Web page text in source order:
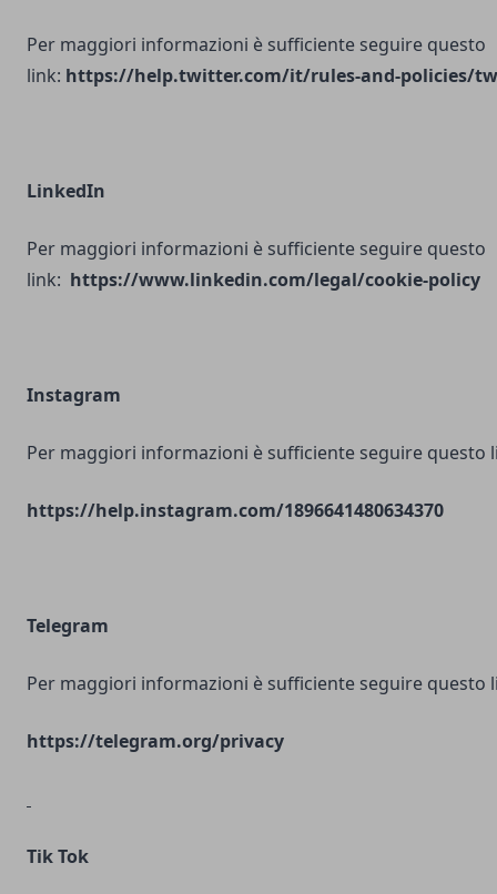
Per maggiori informazioni è sufficiente seguire questo
link: https://help.twitter.com/it/rules-and-policies/
LinkedIn
Per maggiori informazioni è sufficiente seguire questo
link: https://www.linkedin.com/legal/cookie-policy
Instagram
Per maggiori informazioni è sufficiente seguire questo
https://help.instagram.com/1896641480634370
Telegram
Per maggiori informazioni è sufficiente seguire questo
https://telegram.org/privacy
Tik Tok